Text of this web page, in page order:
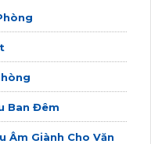
Ban Đêm
Âm Giành Cho Văn